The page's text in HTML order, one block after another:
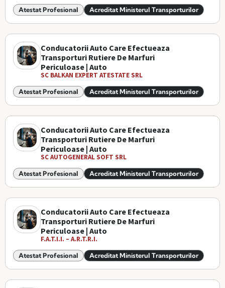
Atestat Profesional Acreditat Ministerul Transporturilor
Conducatorii Auto Care Efectueaza
Transporturi Rutiere De Marfuri
Periculoase | Auto
SC BALKAN EXPERT ATESTATE SRL
Atestat Profesional Acreditat Ministerul Transporturilor
Conducatorii Auto Care Efectueaza
Transporturi Rutiere De Marfuri
Periculoase | Auto
SC AUTOGENERAL SOFT SRL
Atestat Profesional Acreditat Ministerul Transporturilor
Conducatorii Auto Care Efectueaza
Transporturi Rutiere De Marfuri
Periculoase | Auto
F.A.T.I.I. – A.R.T.R.I.
Atestat Profesional Acreditat Ministerul Transporturilor